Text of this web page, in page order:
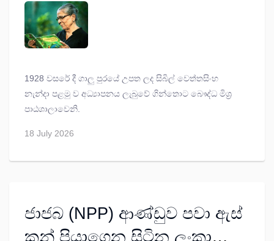
1928 වසරේ දී ගාලු පුරයේ උපත ලද සිබිල් වෙත්තසිංහ
නැන්දා පළමු ව අධ්‍යාපනය ලැබුවේ ගින්තොට බෞද්ධ මිශ්‍ර
පාඨශාලාවෙනි.
18 July 2026
ජාජබ (NPP) ආණ්ඩුව පවා ඇස්
කන් පියාගෙන සිටින ලංකාවේ